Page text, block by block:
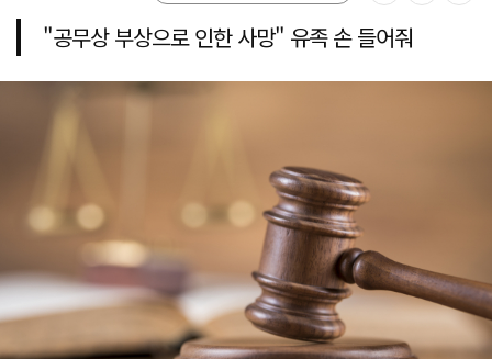
"공무상 부상으로 인한 사망" 유족 손 들어줘